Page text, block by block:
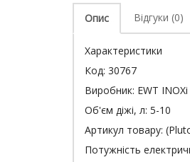
Опис Відгуки (0)
Характеристики
Код: 30767
Виробник: EWT INOXi
Об'єм діжі, л: 5-10
Артикул товару:
Потужність